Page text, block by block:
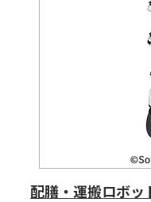
配膳・運搬ロボッ